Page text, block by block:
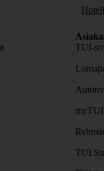
TUI-
myTUI
TUI